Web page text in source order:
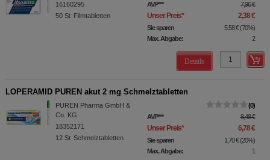
16160295
50 St Filmtabletten
AVP*** 7,96 €
Unser Preis* 2,38 €
Sie sparen 5,58 € (70%)
Max. Abgabe:
2
Details
LOPERAMID PUREN akut 2 mg Schmelztabletten
PUREN Pharma GmbH &
Co. KG
18352171
12 St Schmelztabletten
0
AVP*** 8,48 €
Unser Preis* 6,78 €
Sie sparen 1,70 € (20%)
Max. Abgabe:
1